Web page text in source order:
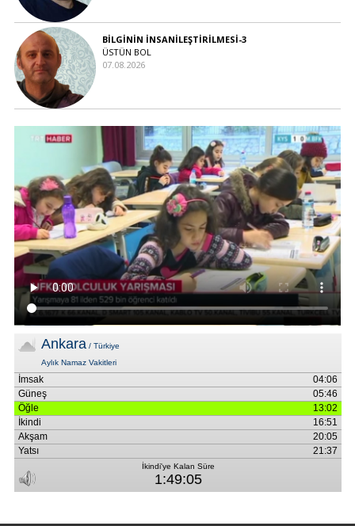
BİLGİNİN İNSANİLEŞTİRİLMESİ-3
ÜSTÜN BOL
07.08.2026